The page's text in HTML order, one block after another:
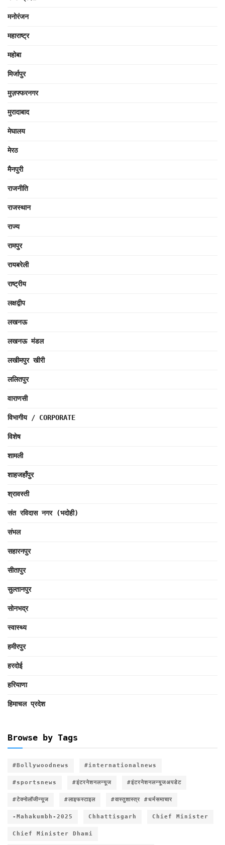
मनोरंजन
महाराष्ट्र
महोबा
मिर्जापुर
मुज़फ्फरनगर
मुरादाबाद
मेघालय
मेरठ
मैनपुरी
राजनीति
राजस्थान
राज्य
रामपुर
रायबरेली
राष्ट्रीय
लक्षद्वीप
लखनऊ
लखनऊ मंडल
लखीमपुर खीरी
ललितपुर
वाराणसी
विभागीय / CORPORATE
विशेष
शामली
शाहजहाँपुर
श्रावस्ती
संत रविदास नगर (भदोही)
संभल
सहारनपुर
सीतापुर
सुल्तानपुर
सोनभद्र
स्वास्थ्य
हमीरपुर
हरदोई
हरियाणा
हिमाचल प्रदेश
Browse by Tags
#Bollywoodnews #internationalnews
#sportsnews #इंटरनेशनलन्यूज #इंटरनेशनलन्यूजअपडेट
#टेक्नोलॉजीन्यूज #लाइफस्टाइल #वास्तुशास्त्र #धर्मसमाचार
-Mahakumbh-2025 Chhattisgarh Chief Minister
Chief Minister Dhami